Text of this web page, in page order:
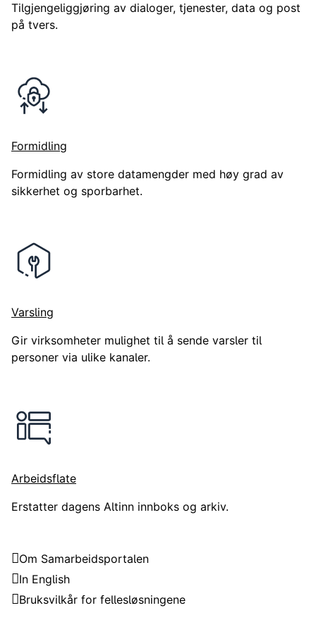
Tilgjengeliggjøring av dialoger, tjenester, data og post
på tvers.
Formidling
Formidling av store datamengder med høy grad av
sikkerhet og sporbarhet.
Varsling
Gir virksomheter mulighet til å sende varsler til
personer via ulike kanaler.
Arbeidsflate
Erstatter dagens Altinn innboks og arkiv.
Om Samarbeidsportalen
In English
Bruksvilkår for fellesløsningene